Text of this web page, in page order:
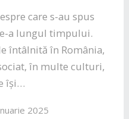
care s-au spus
a lungul timpului.
întâlnită în România,
în multe culturi,
își…
2025